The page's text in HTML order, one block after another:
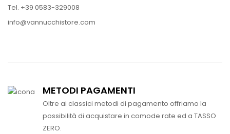
Tel. +39 0583-329008
info@vannucchistore.com
METODI PAGAMENTI
Oltre ai classici metodi di pagamento offriamo la
possibilità di acquistare in comode rate ed a TASSO
ZERO.